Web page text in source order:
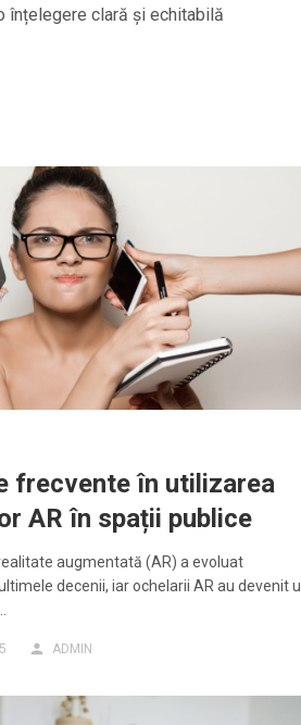
înțelegere clară și echitabilă
frecvente în utilizarea
AR în spații publice
augmentată (AR) a evoluat
decenii, iar ochelarii AR au devenit
ADMIN